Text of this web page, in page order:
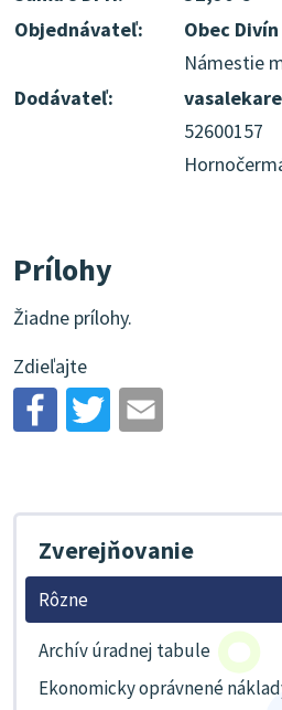
Objednávateľ:
Obec Divín
Námestie
Dodávateľ:
52600157
Prílohy
Žiadne prílohy.
Zdieľajte
Zverejňovanie
Rôzne
Archív úradnej tabule
Ekonomicky oprávnené